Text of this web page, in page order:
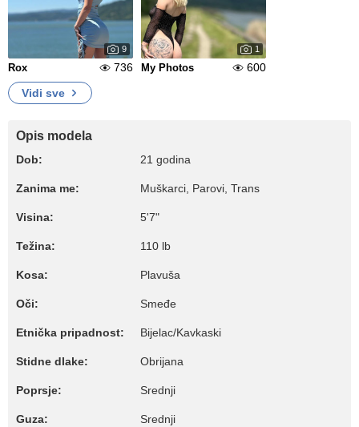
9
Rox 736
1
My Photos
600
Vidi sve
Opis modela
Dob: 21 godina
Zanima me: Muškarci, Parovi, Trans
Visina: 5'7"
Težina: 110 lb
Kosa: Plavuša
Oči: Smeđe
Etnička pripadnost: Bijelac/Kavkaski
Stidne dlake: Obrijana
Poprsje: Srednji
Guza: Srednji